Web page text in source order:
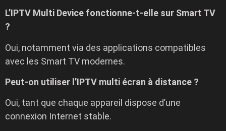
L’IPTV Multi Device fonctionne-t-elle sur Smart TV
?
Oui, notamment via des applications compatibles
avec les Smart TV modernes.
Peut-on utiliser l’IPTV multi écran à distance ?
Oui, tant que chaque appareil dispose d’une
connexion Internet stable.